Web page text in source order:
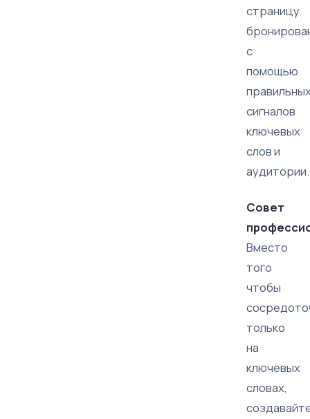
страницу
с
помощью
сигналов
ключевых
слов и
аудитории.
Совет
Вместо
того
чтобы
только
на
ключевых
словах,